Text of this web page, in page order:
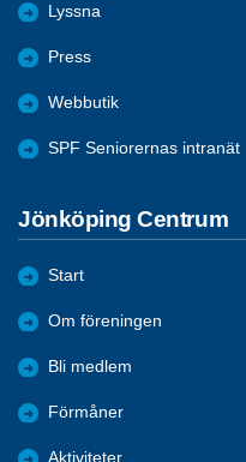
Lyssna
Press
Webbutik
SPF Seniorernas intranät
Jönköping Centrum
Start
Om föreningen
Bli medlem
Förmåner
Aktiviteter